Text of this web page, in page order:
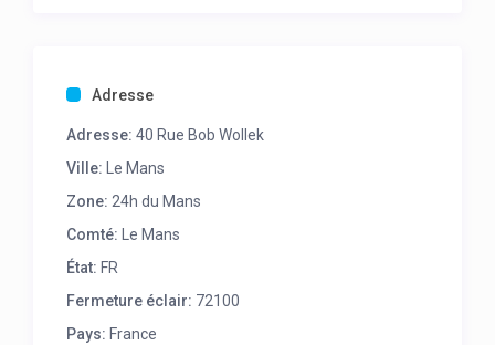
Adresse
Adresse: 40 Rue Bob Wollek
Ville:
Le Mans
Zone: 24h du Mans
Comté: Le Mans
État: FR
Fermeture éclair: 72100
Pays: France